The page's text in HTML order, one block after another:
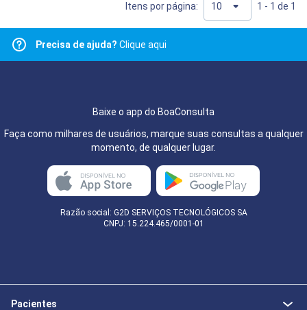
Itens por página: 1 - 1 de 1
Precisa de ajuda? Clique aqui
Baixe o app do BoaConsulta
Faça como milhares de usuários, marque suas consultas a qualquer
momento, de qualquer lugar.
Razão social: G2D SERVIÇOS TECNOLÓGICOS SA
CNPJ: 15.224.465/0001-01
Pacientes